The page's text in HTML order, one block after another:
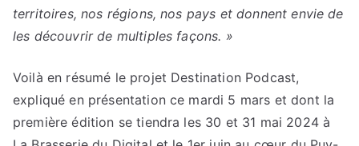
territoires, nos régions, nos pays et donnent envie de
les découvrir de multiples façons. »
Voilà en résumé le projet Destination Podcast,
expliqué en présentation ce mardi 5 mars et dont la
première édition se tiendra les 30 et 31 mai 2024 à